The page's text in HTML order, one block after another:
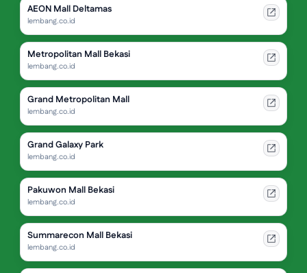
AEON Mall Deltamas
lembang.co.id
Metropolitan Mall Bekasi
lembang.co.id
Grand Metropolitan Mall
lembang.co.id
Grand Galaxy Park
lembang.co.id
Pakuwon Mall Bekasi
lembang.co.id
Summarecon Mall Bekasi
lembang.co.id